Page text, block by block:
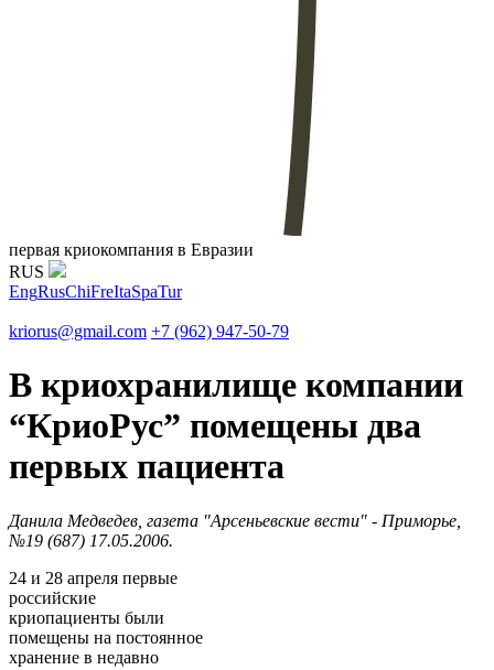
первая криокомпания в Евразии
RUS
EngRusChiFreItaSpaTur
kriorus@gmail.com +7 (962) 947-50-79
В криохранилище компании
“КриоРус” помещены два
первых пациента
Данила Медведев, газета "Арсеньевские вести" - Приморье,
№19 (687) 17.05.2006.
24 и 28 апреля первые
российские
криопациенты были
помещены на постоянное
хранение в недавно